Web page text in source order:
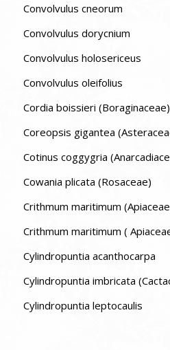
Convolvulus cneorum
Convolvulus dorycnium
Convolvulus holosericeus
Convolvulus oleifolius
Cordia boissieri (Boraginaceae)
Coreopsis gigantea
Cotinus coggygria
Cowania plicata (Rosaceae)
Crithmum maritimum
Crithmum maritimum (
Cylindropuntia acanthocarpa
Cylindropuntia imbricata
Cylindropuntia leptocaulis